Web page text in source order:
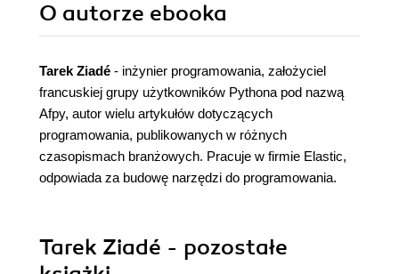
O autorze ebooka
Tarek Ziadé - inżynier programowania, założyciel
francuskiej grupy użytkowników Pythona pod nazwą
Afpy, autor wielu artykułów dotyczących
programowania, publikowanych w różnych
czasopismach branżowych. Pracuje w firmie Elastic,
odpowiada za budowę narzędzi do programowania.
Tarek Ziadé - pozostałe